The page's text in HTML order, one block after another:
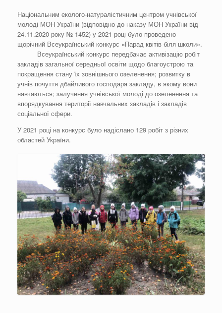
Національним еколого-натуралістичним центром учнівської
молоді МОН України (відповідно до наказу МОН України від
24.11.2020 року № 1452) у 2021 році було проведено
щорічний Всеукраїнський конкурс «Парад квітів біля школи».
Всеукраїнський конкурс передбачає активізацію робіт
закладів загальної середньої освіти щодо благоустрою та
покращення стану їх зовнішнього озеленення; розвитку в
учнів почуття дбайливого господаря закладу, в якому вони
навчаються; залучення учнівської молоді до озеленення та
впорядкування території навчальних закладів і закладів
соціальної сфери.
У 2021 році на конкурс було надіслано 129 робіт з різних
областей України.